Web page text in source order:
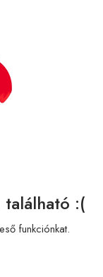
:(
funkciónkat.